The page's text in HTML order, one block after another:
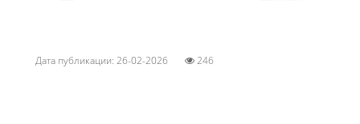
Дата публикации: 26-02-2026 246